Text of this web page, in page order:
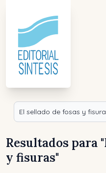
Resultados para "
y fisuras"